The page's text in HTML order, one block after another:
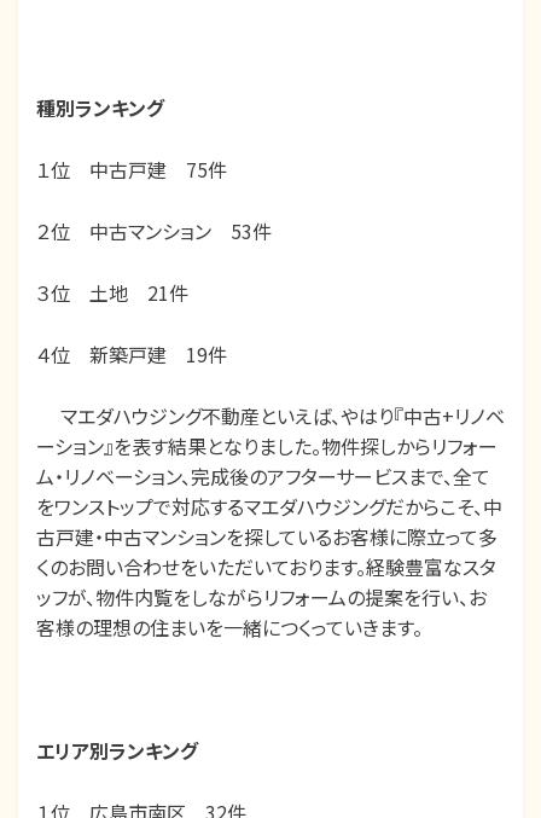
種別ランキング
１位 中古戸建 75件
２位 中古マンション 53件
３位 土地 21件
４位 新築戸建 19件
マエダハウジング不動産といえば、やはり『中古+リノベ
ーション』を表す結果となりました。物件探しからリフォー
ム・リノベーション、完成後のアフターサービスまで、全て
をワンストップで対応するマエダハウジングだからこそ、中
古戸建・中古マンションを探しているお客様に際立って多
くのお問い合わせをいただいております。経験豊富なスタ
ッフが、物件内覧をしながらリフォームの提案を行い、お
客様の理想の住まいを一緒につくっていきます。
エリア別ランキング
１位 広島市南区 32件